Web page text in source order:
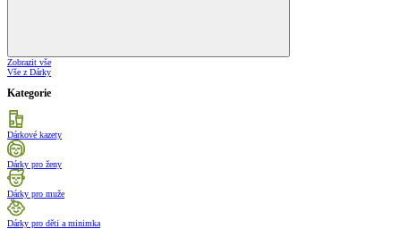
Zobrazit vše
Vše z Dárky
Kategorie
Dárkové kazety
Dárky pro ženy
Dárky pro muže
Dárky pro děti a minimka